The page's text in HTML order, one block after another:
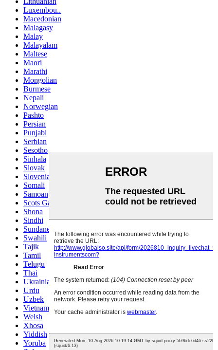
Luxembou..
Macedonian
Malagasy
Malay
Malayalam
Maltese
Maori
Marathi
Mongolian
Burmese
Nepali
Norwegian
Pashto
Persian
Punjabi
Serbian
Sesotho
Sinhala
Slovak
Slovenian
Somali
Samoan
Scots Gaelic
Shona
Sindhi
Sundanese
Swahili
Tajik
Tamil
Telugu
Thai
Ukrainian
Urdu
Uzbek
Vietnamese
Welsh
Xhosa
Yiddish
Yoruba